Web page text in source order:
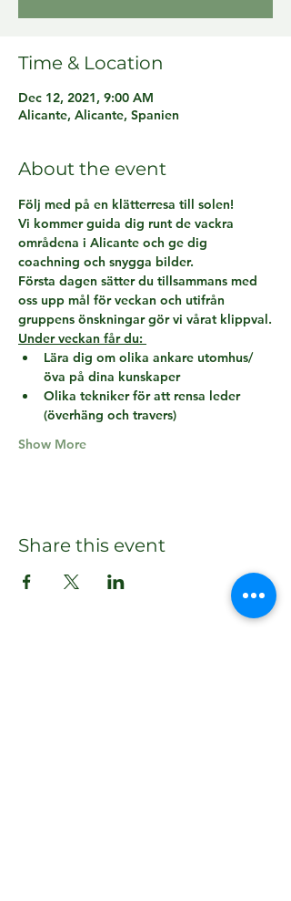
Time & Location
Dec 12, 2021, 9:00 AM
Alicante, Alicante, Spanien
About the event
Följ med på en klätterresa till solen!
Vi kommer guida dig runt de vackra
områdena i Alicante och ge dig
coachning och snygga bilder.
Första dagen sätter du tillsammans med
oss upp mål för veckan och utifrån
gruppens önskningar gör vi vårat klippval.
Under veckan får du:
Lära dig om olika ankare utomhus/
öva på dina kunskaper
Olika tekniker för att rensa leder
(överhäng och travers)
Show More
Share this event